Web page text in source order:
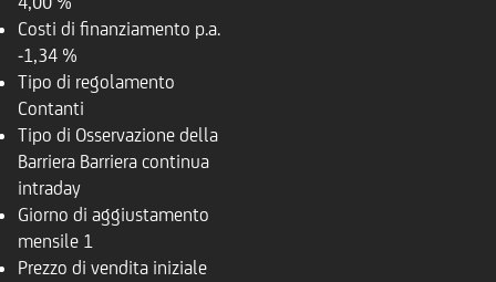
Costi di finanziamento p.a.
-1,34 %
Tipo di regolamento
Contanti
Tipo di Osservazione della
Barriera Barriera continua
intraday
Giorno di aggiustamento
mensile 1
Prezzo di vendita iniziale